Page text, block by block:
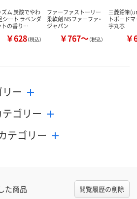
ズム 炭酸でやわ
シート ラベンダ
トの香り…
￥628（税込）
ファーファストーリー
柔軟剤 NSファーファ・
ジャパン
￥767～（税込）
三菱鉛筆
トボード
字丸芯
￥
ー
ゴリー
テゴリー
た商品 閲覧履歴の削除